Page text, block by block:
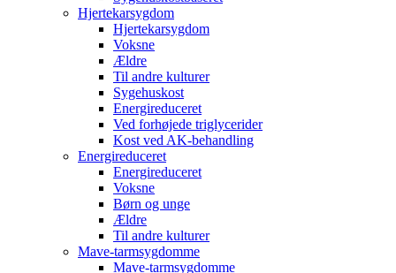
Hjertekarsygdom
Hjertekarsygdom
Voksne
Ældre
Til andre kulturer
Sygehuskost
Energireduceret
Ved forhøjede triglycerider
Kost ved AK-behandling
Energireduceret
Energireduceret
Voksne
Børn og unge
Ældre
Til andre kulturer
Mave-tarmsygdomme
Mave-tarmsygdomme